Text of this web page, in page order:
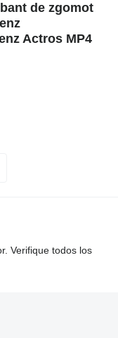
de zgomot
Actros MP4
Verifique todos los